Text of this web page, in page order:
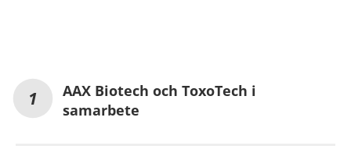
AAX Biotech och ToxoTech i
samarbete